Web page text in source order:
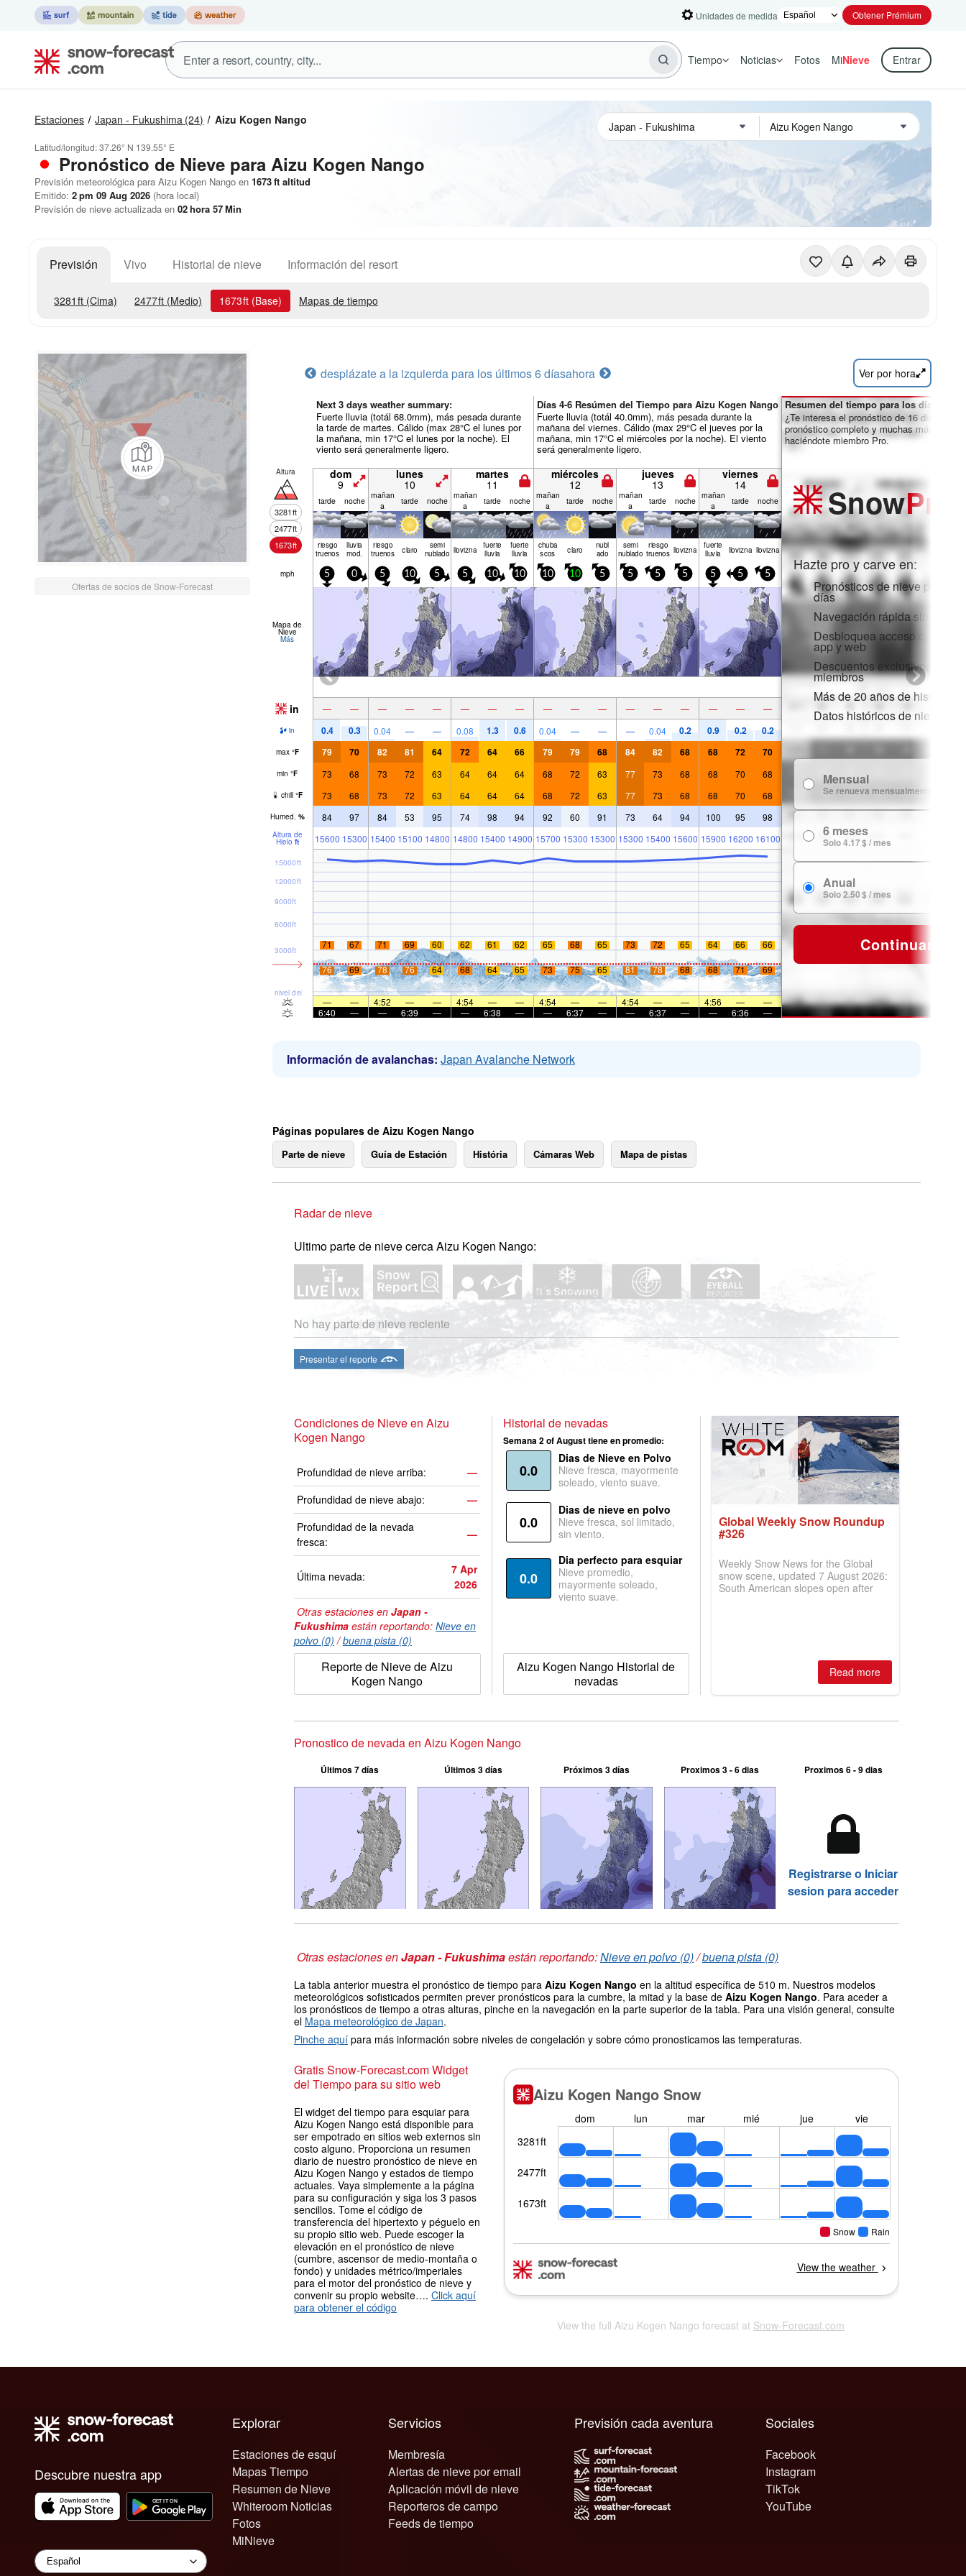
Unidades de medida Obtener Prémium
Tiempo Noticias Fotos MiNieve Entrar
Estaciones Japan - Fukushima (24) Aizu Kogen Nango
Latitud/longitud:37.26° N 139.55° E
Pronóstico de Nieve para Aizu Kogen Nango
Previsión meteorológica para Aizu Kogen Nango en 1673ft altitud
Emitido: 2 pm 09 Aug 2026 (hora local)
Previsión de nieve actualizada en 02hora 57Min
Previsión Vivo Historial de nieve Información del resort
3281 ft (Cima) 2477ft (Medio) 1673ft (Base) Mapas de tiempo
Ofertas de socios de Snow-Forecast
desplázate a la izquierda para los últimos 6 díasahora Ver por hora
Next 3 days weather summary:
Fuerte lluvia (totál 68.0mm), más pesada durante
la tarde de martes. Cálido (max 28°C el lunes por
la mañana, min 17°C el lunes por la noche). El
viento será generalmente ligero.
Días 4-6 Resúmen del Tiempo para Aizu Kogen Nango
Fuerte lluvia (totál 40.0mm), más pesada durante la
mañana del viernes. Cálido (max 29°C el jueves por la
mañana, min 17°C el miércoles por la noche). El viento
será generalmente ligero.
Altura
3281ft
2477ft
1673ft
dom
9
lunes
10
martes
11
miércoles
12
jueves
13
viernes
14
tarde noche mañan
a
tarde noche mañan
a
tarde noche mañan
a
tarde noche mañan
a
tarde noche mañan
a
tarde noche
riesgo
truenos
lluvia
mod.
riesgo
truenos claro semi
nublado llov­izna fuerte
lluvia
fuerte
lluvia
chuba
scos claro nubl
ado
semi
nublado
riesgo
truenos llov­izna fuerte
lluvia llov­izna llov­izna
mph 5 0 5 10 5 5 10 10 10 10 5 5 5 5 5 5 5
Mapa de
Nieve
Más
in — — — — — — — — — — — — — — — — —
in 0.4 0.3 0.04 — — 0.08 1.3 0.6 0.04 — — — 0.04 0.2 0.9 0.2 0.2
max °F 79 70 82 81 64 72 64 66 79 79 68 84 82 68 68 72 70
min °F 73 68 73 72 63 64 64 64 68 72 63 77 73 68 68 70 68
chill °F 73 68 73 72 63 64 64 64 68 72 63 77 73 68 68 70 68
Humed. % 84 97 84 53 95 74 98 94 92 60 91 73 64 94 100 95 98
Altura de
Hielo ft 15600 15300 15400 15100 14800 14800 15400 14900 15700 15300 15300 15300 15400 15600 15900 16200 16100
nivel del mar
3000ft
6000ft
9000ft
12000ft
15000ft
71 67 71 69 60 62 61 62 65 68 65 73 72 65 64 66 66
76 69 78 76 64 68 64 65 73 75 65 81 78 68 68 71 69
— — 4:52 — — 4:54 — — 4:54 — — 4:54 — — 4:56 —
—
6:40
— — 6:39 — — 6:38 — — 6:37 — — 6:37 — — 6:36 —
Resumen del tiempo para los días 7-16:
¿Te interesa el pronóstico de 16 días?
pronóstico completo y muchas más
haciéndote miembro Pro.
SnowPro
Hazte pro y carve en:
Pronósticos de nieve por
días
Navegación rápida sin
Desbloquea acceso
app y web
Descuentos exclusivos para
miembros
Más de 20 años de historial
Datos históricos de nieve
Mensual
Se renueva mensualmente
6 meses
Solo 4.17 $ / mes
Anual
Solo 2.50 $ / mes
Continuar
Información de avalanchas: Japan Avalanche Network
Páginas populares de Aizu Kogen Nango
Parte de nieve Guía de Estación História Cámaras Web Mapa de pistas
Radar de nieve
Ultimo parte de nieve cerca Aizu Kogen Nango:
No hay parte de nieve reciente
Presentar el reporte
Condiciones de Nieve en Aizu
Kogen Nango
Profundidad de nieve arriba:
—
Profundidad de nieve abajo:
—
Profundidad de la nevada
fresca:
—
Última nevada:
7 Apr
2026
Otras estaciones en Japan -
Fukushima están reportando: Nieve en
polvo (0) /buena pista (0)
Reporte de Nieve de Aizu
Kogen Nango
Historial de nevadas
Semana 2 of August tiene en promedio:
0.0
Dias de Nieve en Polvo
Nieve fresca, mayormente
soleado, viento suave.
0.0
Dias de nieve en polvo
Nieve fresca, sol limitado,
sin viento.
0.0
Dia perfecto para esquiar
Nieve promedio,
mayormente soleado,
viento suave.
Aizu Kogen Nango Historial de
nevadas
Global Weekly Snow Roundup
#326
Weekly Snow News for the Global
snow scene, updated 7 August 2026:
South American slopes open after
Read more
Pronostico de nevada en Aizu Kogen Nango
Últimos 7 días Últimos 3 días Próximos 3 días Proximos 3 - 6 dias Proximos 6 - 9 dias
Registrarse o Iniciar
sesion para acceder
Otras estaciones enJapan - Fukushimaestán reportando:Nieve en polvo (0)/buena pista (0)
La tabla anterior muestra el pronóstico de tiempo para Aizu Kogen Nango en la altitud específica de 510 m. Nuestros modelos
meteorológicos sofisticados permiten prever pronósticos para la cumbre, la mitad y la base de Aizu Kogen Nango. Para aceder a
los pronósticos de tiempo a otras alturas, pinche en la navegación en la parte superior de la tabla. Para una visión general, consulte
el Mapa meteorológico de Japan.
Pinche aquí para más información sobre niveles de congelación y sobre cómo pronosticamos las temperaturas.
Gratis Snow-Forecast.com Widget
del Tiempo para su sitio web
El widget del tiempo para esquiar para
Aizu Kogen Nango está disponible para
ser empotrado en sitios web externos sin
costo alguno. Proporciona un resumen
diario de nuestro pronóstico de nieve en
Aizu Kogen Nango y estados de tiempo
actuales. Vaya simplemente a la página
para su configuración y siga los 3 pasos
sencillos. Tome el código de
transferencia del hipertexto y péguelo en
su propio sitio web. Puede escoger la
elevación en el pronóstico de nieve
(cumbre, ascensor de medio-montaña o
fondo) y unidades métrico/imperiales
para el motor del pronóstico de nieve y
convenir su propio website…. Click aquí
para obtener el código
View the full Aizu Kogen Nango forecast at Snow-Forecast.com
Descubre nuestra app
Explorar
Estaciones de esquí
Mapas Tiempo
Resumen de Nieve
Whiteroom Noticias
Fotos
MiNieve
Servicios
Membresía
Alertas de nieve por email
Aplicación móvil de nieve
Reporteros de campo
Feeds de tiempo
Sociales
Facebook
Instagram
TikTok
YouTube
Previsión cada aventura